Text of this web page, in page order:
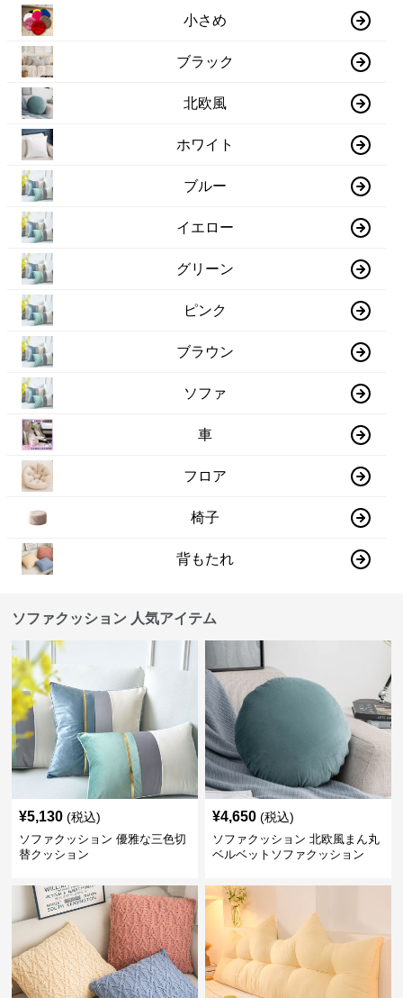
小さめ
ブラック
北欧風
ホワイト
ブルー
イエロー
グリーン
ピンク
ブラウン
ソファ
車
フロア
椅子
背もたれ
ソファクッション 人気アイテム
¥5,130 (税込)
ソファクッション 優雅な三色切
替クッション
¥4,650 (税込)
ソファクッション 北欧風まん丸
ベルベットソファクッション